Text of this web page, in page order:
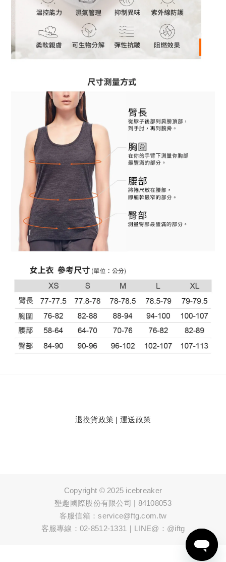
BUY NOW
退換貨政策 |運送政策
Copyright © 2025 icebreaker
墾趣國際股份有限公司 | 84108053
客服信箱：service@ftg.com.tw
客服專線：02-8512-1331｜LINE@：@iftg